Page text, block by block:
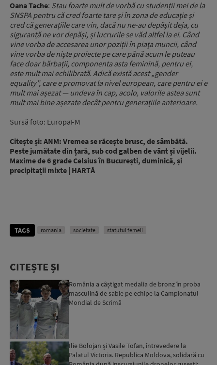
Oana Tache: Stau foarte mult de vorbă cu studenții mei de la
SNSPA pentru că cred foarte tare și în zona de educație și
cred că generațiile care vin, dacă nu ne-au depășit deja, cu
siguranță ne vor depăși, și lucrurile se văd altfel la ei. Când
vine vorba de accesarea unor poziții în piața muncii, când
vine vorba de niște proiecte pe care până acum le puteau
face doar bărbații, componenta asta feminină, pentru ei,
este mult mai echilibrată. Adică există acest „gender
equality”, care e promovat la nivel european, care pentru ei e
mult mai așezat — undeva în cap, acolo, valorile astea sunt
mult mai bine așezate decât pentru generațiile anterioare.
Sursă foto: EuropaFM
Citește și: ANM: Vremea se răcește brusc, de sâmbătă.
Peste jumătate din țară, sub cod galben de vânt și vijelii.
Maxime de 6 grade Celsius în București, duminică, și
precipitații mixte | HARTĂ
TAGS romania societate statutul femeii
CITEȘTE ȘI
România a câștigat medalia de bronz în proba
masculină de sabie pe echipe la Campionatul
Mondial de Scrimă
Ilie Bolojan și Vasile Tofan, întrevedere la
Palatul Victoria. Republica Moldova, solidară cu